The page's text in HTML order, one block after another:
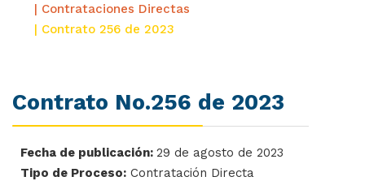
| Contrataciones Directas
| Contrato 256 de 2023
Contrato No.256 de 2023
Fecha de publicación: 29 de agosto de 2023
Tipo de Proceso: Contratación Directa